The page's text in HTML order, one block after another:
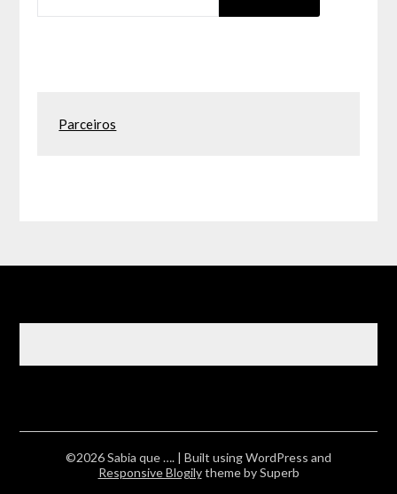
Parceiros
©2026 Sabia que …. | Built using WordPress and
Responsive Blogilytheme by Superb